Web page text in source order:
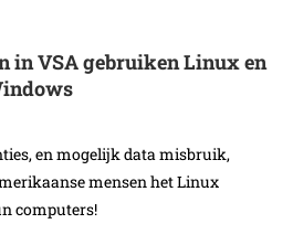
in VSA gebruiken Linux en
en mogelijk data misbruik,
mensen het Linux
computers!